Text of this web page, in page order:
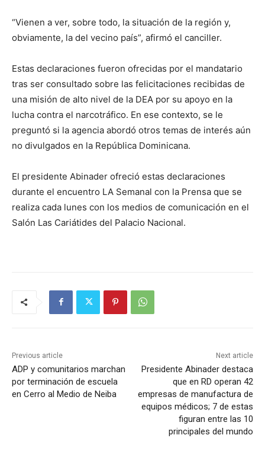
“Vienen a ver, sobre todo, la situación de la región y,
obviamente, la del vecino país”, afirmó el canciller.
Estas declaraciones fueron ofrecidas por el mandatario
tras ser consultado sobre las felicitaciones recibidas de
una misión de alto nivel de la DEA por su apoyo en la
lucha contra el narcotráfico. En ese contexto, se le
preguntó si la agencia abordó otros temas de interés aún
no divulgados en la República Dominicana.
El presidente Abinader ofreció estas declaraciones
durante el encuentro LA Semanal con la Prensa que se
realiza cada lunes con los medios de comunicación en el
Salón Las Cariátides del Palacio Nacional.
Previous article
ADP y comunitarios marchan
por terminación de escuela
en Cerro al Medio de Neiba
Next article
Presidente Abinader destaca
que en RD operan 42
empresas de manufactura de
equipos médicos; 7 de estas
figuran entre las 10
principales del mundo